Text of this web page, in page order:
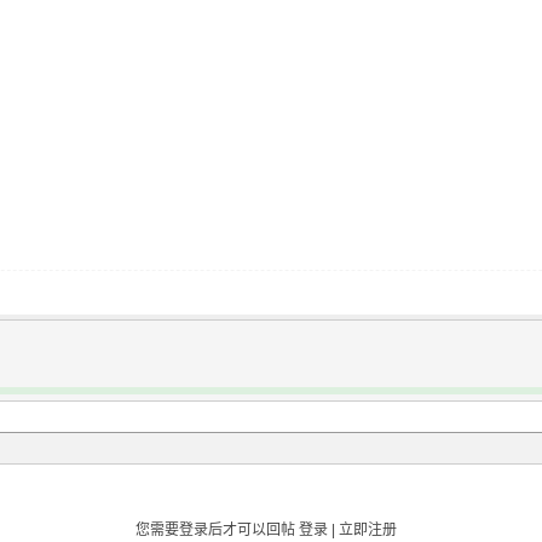
您需要登录后才可以回帖 登录| 立即注册